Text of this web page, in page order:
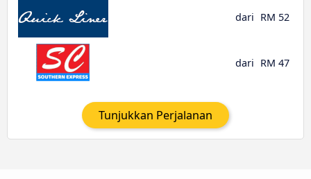
dari RM 52
dari RM 47
Tunjukkan Perjalanan